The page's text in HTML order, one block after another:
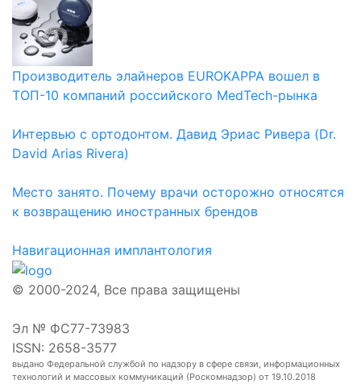
Производитель элайнеров EUROKAPPA вошел в
ТОП-10 компаний российского MedTech-рынка
Интервью с ортодонтом. Давид Эриас Ривера (Dr.
David Arias Rivera)
Место занято. Почему врачи осторожно относятся
к возвращению иностранных брендов
Навигационная имплантология
© 2000-2024, Все права защищены
Эл № ФС77-73983
ISSN: 2658-3577
выдано Федеральной службой по надзору в сфере связи, информационных
технологий и массовых коммуникаций (Роскомнадзор) от 19.10.2018